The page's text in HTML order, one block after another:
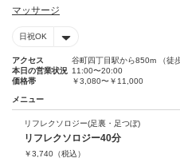
マッサージ
日祝OK
アクセス
谷町四丁目駅から850m （徒
本日の営業状況 11:00〜20:00
価格帯
￥3,080〜￥11,000
メニュー
リフレクソロジー(足裏・足つぼ)
リフレクソロジー40分
￥3,740 （税込）